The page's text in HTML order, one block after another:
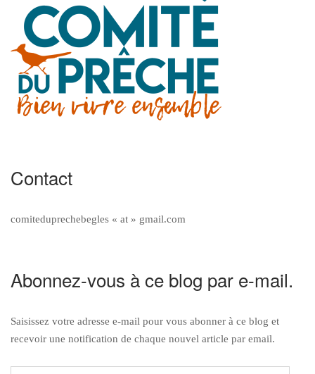
Contact
comiteduprechebegles « at » gmail.com
Abonnez-vous à ce blog par e-mail.
Saisissez votre adresse e-mail pour vous abonner à ce blog et
recevoir une notification de chaque nouvel article par email.